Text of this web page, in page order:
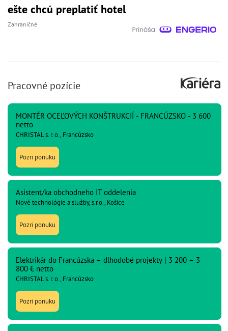
ešte chcú preplatiť hotel
Zahraničné
Pracovné pozície
MONTÉR OCEĽOVÝCH KONŠTRUKCIÍ - FRANCÚZSKO - 3 600
netto
CHRISTAL s. r. o., Francúzsko
Pozri ponuku
Asistent/ka obchodneho IT oddelenia
Nové technológie a služby, s.r.o., Košice
Pozri ponuku
Elektrikár do Francúzska – dlhodobé projekty | 3 200 – 3
800 € netto
CHRISTAL s. r. o., Francúzsko
Pozri ponuku